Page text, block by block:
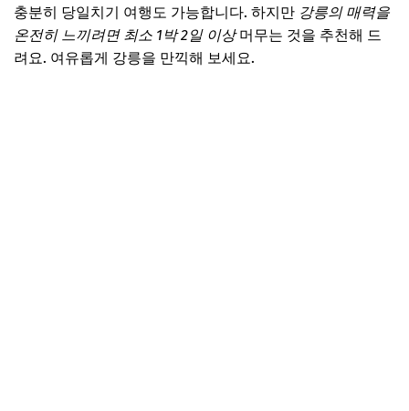
충분히 당일치기 여행도 가능합니다. 하지만 강릉의 매력을
온전히 느끼려면 최소 1박 2일 이상머무는 것을 추천해 드
려요. 여유롭게 강릉을 만끽해 보세요.